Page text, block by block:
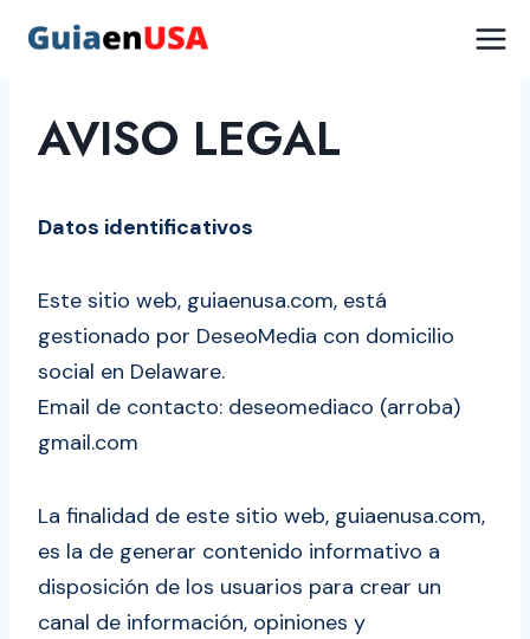
AVISO LEGAL
Datos identificativos
Este sitio web, guiaenusa.com, está
gestionado por DeseoMedia con domicilio
social en Delaware.
Email de contacto: deseomediaco (arroba)
gmail.com
La finalidad de este sitio web, guiaenusa.com,
es la de generar contenido informativo a
disposición de los usuarios para crear un
canal de información, opiniones y